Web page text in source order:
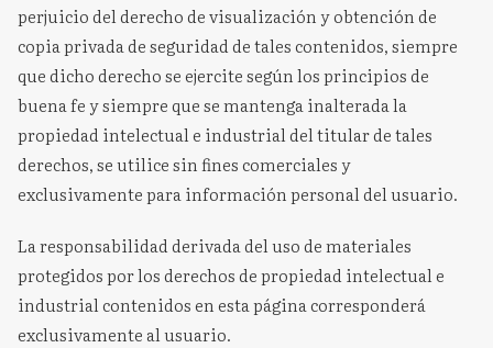
perjuicio del derecho de visualización y obtención de
copia privada de seguridad de tales contenidos, siempre
que dicho derecho se ejercite según los principios de
buena fe y siempre que se mantenga inalterada la
propiedad intelectual e industrial del titular de tales
derechos, se utilice sin fines comerciales y
exclusivamente para información personal del usuario.
La responsabilidad derivada del uso de materiales
protegidos por los derechos de propiedad intelectual e
industrial contenidos en esta página corresponderá
exclusivamente al usuario.